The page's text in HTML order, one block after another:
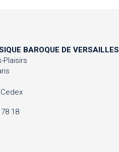
BAROQUE DE VERSAILLES
Plaisirs
18